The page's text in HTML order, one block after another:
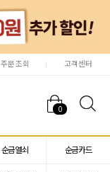
주문조회 고객센터
0
순금열쇠 순금카드